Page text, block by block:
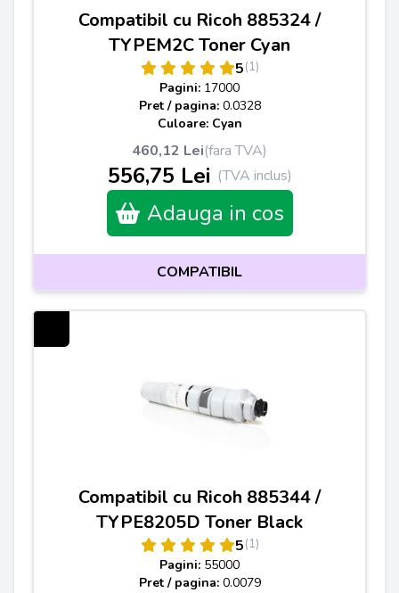
Compatibil cu Ricoh 885324 /
TYPEM2C Toner Cyan
5(1)
Pagini: 17000
Pret / pagina: 0.0328
Culoare: Cyan
460,12 Lei(fara TVA)
556,75 Lei (TVA inclus)
Adauga in cos
COMPATIBIL
Compatibil cu Ricoh 885344 /
TYPE8205D Toner Black
5(1)
Pagini: 55000
Pret / pagina: 0.0079